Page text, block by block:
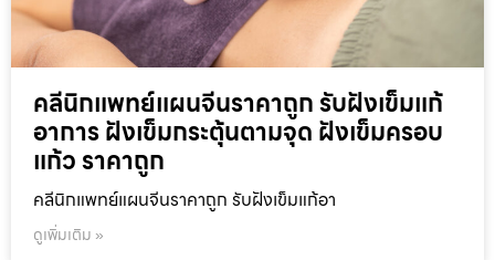
คลีนิกแพทย์แผนจีนราคาถูก รับฝังเข็มแก้
อาการ ฝังเข็มกระตุ้นตามจุด ฝังเข็มครอบ
แก้ว ราคาถูก
คลีนิกแพทย์แผนจีนราคาถูก รับฝังเข็มแก้อา
ดูเพิ่มเติม »